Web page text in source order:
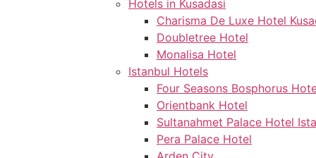
Hotels in Kusadasi
Charisma De Luxe Hotel
Doubletree Hotel
Monalisa Hotel
Istanbul Hotels
Four Seasons Bosphorus
Orientbank Hotel
Sultanahmet Palace Hotel
Pera Palace Hotel